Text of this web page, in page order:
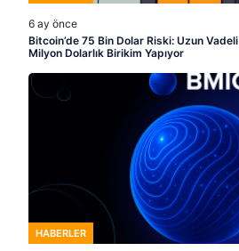
6 ay önce
Bitcoin’de 75 Bin Dolar Riski: Uzun Vadeli
Milyon Dolarlık Birikim Yapıyor
HABERLER